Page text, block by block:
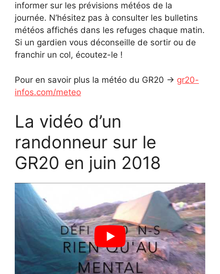
informer sur les prévisions météos de la
journée. N’hésitez pas à consulter les bulletins
météos affichés dans les refuges chaque matin.
Si un gardien vous déconseille de sortir ou de
franchir un col, écoutez-le !
Pour en savoir plus la météo du GR20 -> gr20-
infos.com/meteo
La vidéo d’un
randonneur sur le
GR20 en juin 2018